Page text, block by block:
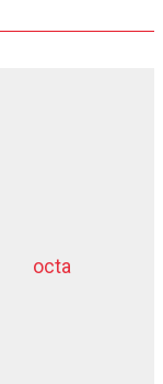
octa
dziļurbums